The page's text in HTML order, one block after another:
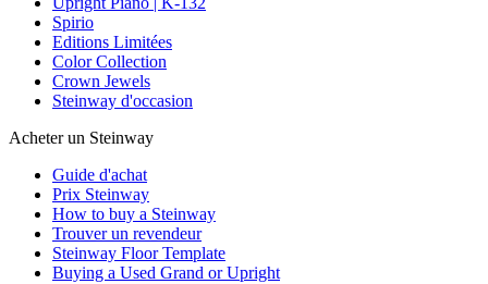
Spirio
Editions Limitées
Color Collection
Crown Jewels
Steinway d'occasion
Acheter un Steinway
Guide d'achat
Prix Steinway
How to buy a Steinway
Trouver un revendeur
Steinway Floor Template
Buying a Used Grand or Upright